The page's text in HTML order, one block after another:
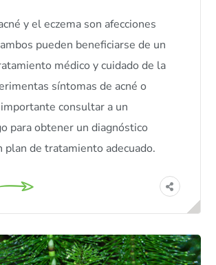
y el eczema son afecciones
pueden beneficiarse de un
médico y cuidado de la
síntomas de acné o
consultar a un
para obtener un diagnóstico
plan de tratamiento adecuado.